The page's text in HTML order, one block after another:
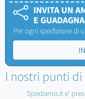
INVITA UN
E
Per ogni spedizione di
I nostri punti di
Spediamo.it e'